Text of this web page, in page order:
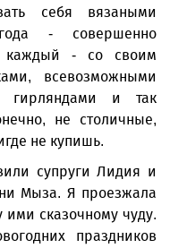
себя вязаными
- совершенно
каждый - со своим
всевозможными
гирляндами и так
не столичные,
не купишь.
супруги Лидия и
Мыза. Я проезжала
сказочному чуду.
праздников